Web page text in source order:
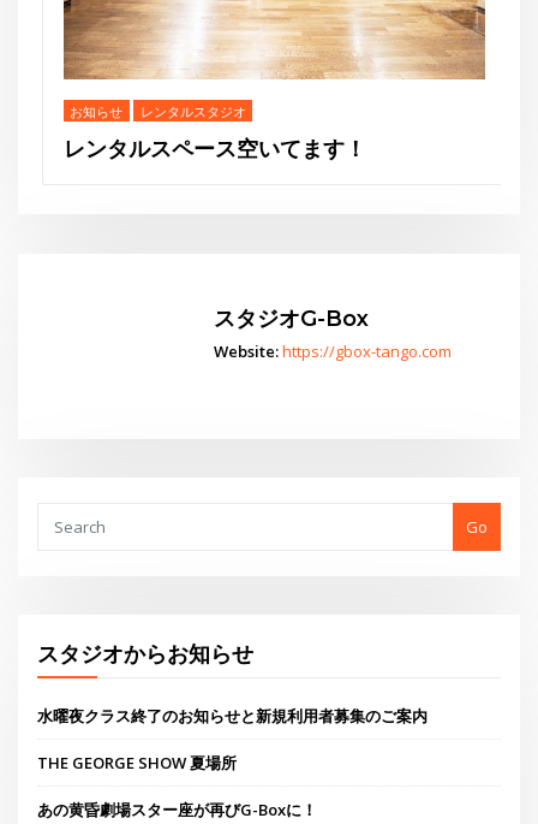
いてます！
スタジオG-Box
Website:
THE GEORGE SHOW 夏場所
THE GEORGE’S SHOW WINTER